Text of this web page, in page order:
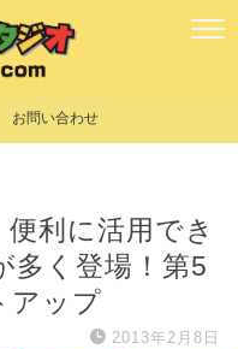
お問い合わせ
利に活用でき
多く登場！第5
アップ
2013年2月8日